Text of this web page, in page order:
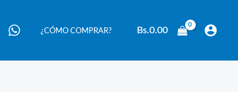
¿CÓMO COMPRAR? Bs.0.00